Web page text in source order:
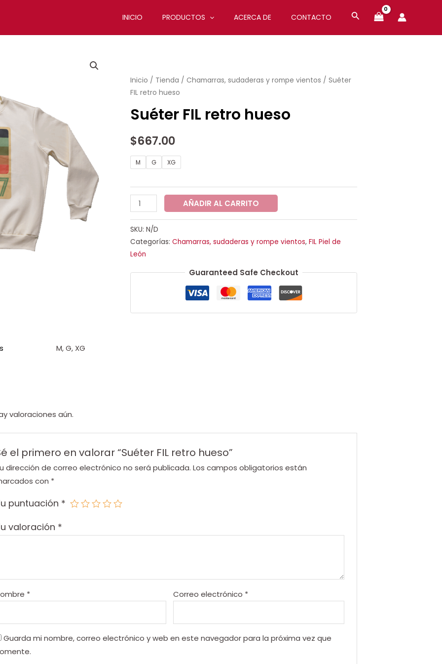
INICIO PRODUCTOS ACERCA DE CONTACTO
Inicio / Tienda / Chamarras, sudaderas y rompe vientos / Suéter
FIL retro hueso
Suéter FIL retro hueso
$667.00
M G XG
retro
hueso
cantidad
AÑADIR AL CARRITO
SKU: N/D
Categorías: Chamarras, sudaderas y rompe vientos, FIL Piel de
León
Guaranteed Safe Checkout
M, G, XG
valoraciones aún.
el primero en valorar “Suéter FIL retro hueso”
dirección de correo electrónico no será publicada. Los campos obligatorios están
con *
puntuación *
valoración *
* Correo electrónico *
Guarda mi nombre, correo electrónico y web en este navegador para la próxima vez que